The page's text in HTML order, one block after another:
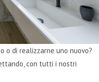
o di realizzarne uno nuovo?
con tutti i nostri